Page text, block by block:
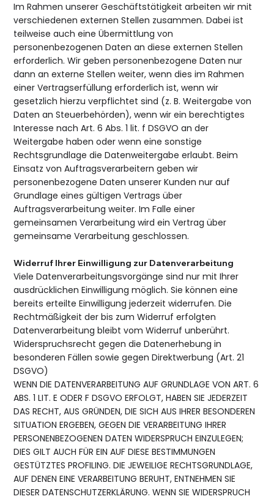
Im Rahmen unserer Geschäftstätigkeit arbeiten wir mit
verschiedenen externen Stellen zusammen. Dabei ist
teilweise auch eine Übermittlung von
personenbezogenen Daten an diese externen Stellen
erforderlich. Wir geben personenbezogene Daten nur
dann an externe Stellen weiter, wenn dies im Rahmen
einer Vertragserfüllung erforderlich ist, wenn wir
gesetzlich hierzu verpflichtet sind (z. B. Weitergabe von
Daten an Steuerbehörden), wenn wir ein berechtigtes
Interesse nach Art. 6 Abs. 1 lit. f DSGVO an der
Weitergabe haben oder wenn eine sonstige
Rechtsgrundlage die Datenweitergabe erlaubt. Beim
Einsatz von Auftragsverarbeitern geben wir
personenbezogene Daten unserer Kunden nur auf
Grundlage eines gültigen Vertrags über
Auftragsverarbeitung weiter. Im Falle einer
gemeinsamen Verarbeitung wird ein Vertrag über
gemeinsame Verarbeitung geschlossen.
Widerruf Ihrer Einwilligung zur Datenverarbeitung
Viele Datenverarbeitungsvorgänge sind nur mit Ihrer
ausdrücklichen Einwilligung möglich. Sie können eine
bereits erteilte Einwilligung jederzeit widerrufen. Die
Rechtmäßigkeit der bis zum Widerruf erfolgten
Datenverarbeitung bleibt vom Widerruf unberührt.
Widerspruchsrecht gegen die Datenerhebung in
besonderen Fällen sowie gegen Direktwerbung (Art. 21
DSGVO)
WENN DIE DATENVERARBEITUNG AUF GRUNDLAGE VON ART. 6
ABS. 1 LIT. E ODER F DSGVO ERFOLGT, HABEN SIE JEDERZEIT
DAS RECHT, AUS GRÜNDEN, DIE SICH AUS IHRER BESONDEREN
SITUATION ERGEBEN, GEGEN DIE VERARBEITUNG IHRER
PERSONENBEZOGENEN DATEN WIDERSPRUCH EINZULEGEN;
DIES GILT AUCH FÜR EIN AUF DIESE BESTIMMUNGEN
GESTÜTZTES PROFILING. DIE JEWEILIGE RECHTSGRUNDLAGE,
AUF DENEN EINE VERARBEITUNG BERUHT, ENTNEHMEN SIE
DIESER DATENSCHUTZERKLÄRUNG. WENN SIE WIDERSPRUCH